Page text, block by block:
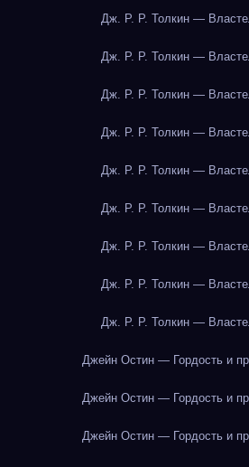
Дж. Р. Р. Толкин —
Дж. Р. Р. Толкин —
Дж. Р. Р. Толкин —
Дж. Р. Р. Толкин —
Дж. Р. Р. Толкин —
Дж. Р. Р. Толкин —
Дж. Р. Р. Толкин —
Дж. Р. Р. Толкин —
Дж. Р. Р. Толкин —
Джейн Остин — Гордость и
Джейн Остин — Гордость и
Джейн Остин — Гордость и